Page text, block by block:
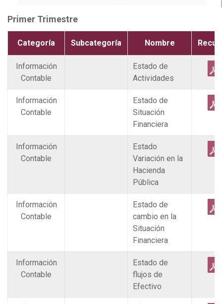
Primer Trimestre
Categoría Subcategoría Nombre
Información
Contable
Estado de
Actividades
Información
Contable
Estado de
Situación
Financiera
Información
Contable
Estado
Variación en la
Hacienda
Pública
Información
Contable
Estado de
cambio en la
Situación
Financiera
Información
Contable
Estado de
flujos de
Efectivo